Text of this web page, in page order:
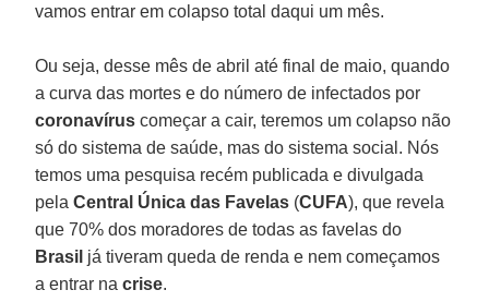
vamos entrar em colapso total daqui um mês.
Ou seja, desse mês de abril até final de maio, quando
a curva das mortes e do número de infectados por
coronavírus começar a cair, teremos um colapso não
só do sistema de saúde, mas do sistema social. Nós
temos uma pesquisa recém publicada e divulgada
pelaCentral Única das Favelas (CUFA), que revela
que 70% dos moradores de todas as favelas do
Brasil já tiveram queda de renda e nem começamos
a entrar nacrise.